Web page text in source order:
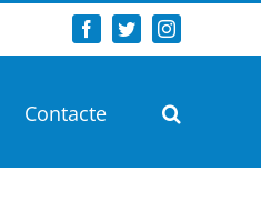
Facebook
TwitterInstagram
Contacte